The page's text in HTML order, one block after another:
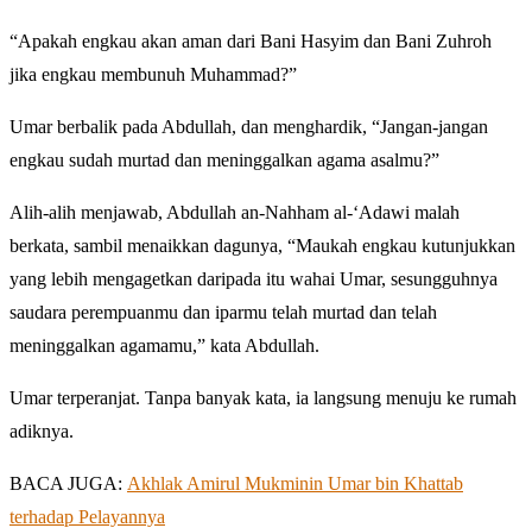
“Apakah engkau akan aman dari Bani Hasyim dan Bani Zuhroh
jika engkau membunuh Muhammad?”
Umar berbalik pada Abdullah, dan menghardik, “Jangan-jangan
engkau sudah murtad dan meninggalkan agama asalmu?”
Alih-alih menjawab, Abdullah an-Nahham al-‘Adawi malah
berkata, sambil menaikkan dagunya, “Maukah engkau kutunjukkan
yang lebih mengagetkan daripada itu wahai Umar, sesungguhnya
saudara perempuanmu dan iparmu telah murtad dan telah
meninggalkan agamamu,” kata Abdullah.
Umar terperanjat. Tanpa banyak kata, ia langsung menuju ke rumah
adiknya.
BACA JUGA: Akhlak Amirul Mukminin Umar bin Khattab
terhadap Pelayannya